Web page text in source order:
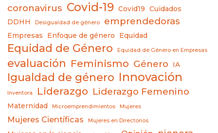
coronavirus Covid-19 Covid19
Cuidados
DDHH
Desigualdad de género emprendedoras
Empresas Enfoque de género Equidad
Equidad de Género Equidad de Género en Empresas
evaluación Feminismo Género IA
Igualdad de género Innovación
Inventora Liderazgo Liderazgo Femenino
Maternidad Microemprendimientos Mujeres
Mujeres Científicas Mujeres en Directorios